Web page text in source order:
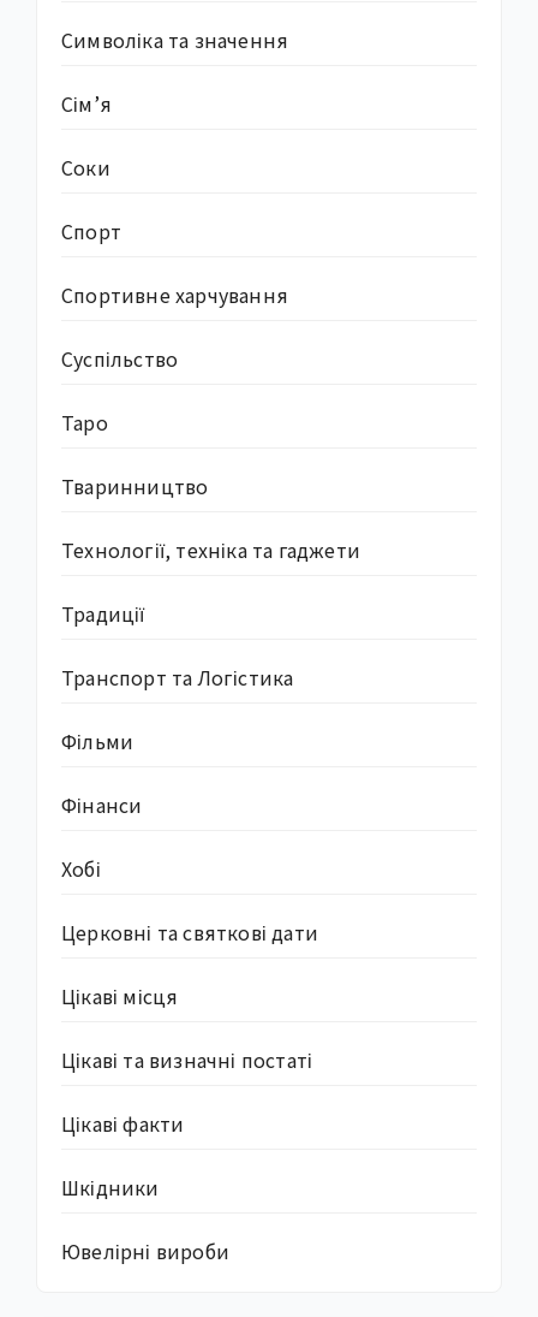
Символіка та значення
Сім’я
Соки
Спорт
Спортивне харчування
Суcпільство
Таро
Тваринництво
Технології, техніка та гаджети
Традиції
Транспорт та Логістика
Фільми
Фінанси
Хобі
Церковні та святкові дати
Цікаві місця
Цікаві та визначні постаті
Цікаві факти
Шкідники
Ювелірні вироби